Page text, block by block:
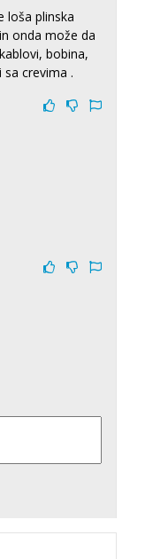
loša plinska
onda može da
bobina,
crevima .